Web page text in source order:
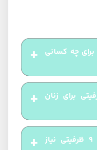
برای چه کسانی
واکسن گارداسیل ۹ ظرفیتی برای دختران و پسران ۹ تا
۲6 سال توصیه می شود، اما افراد بالای ۲۶ سال نیز می
در این گروه
ظرفیتی برای زنان
باردار توصیه نمی شود.
از بارداری و با
گارداسیل ۹ ظرفیتی نیاز